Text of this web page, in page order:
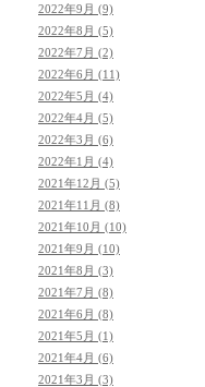
2022年9月 (9)
2022年8月 (5)
2022年7月 (2)
2022年6月 (11)
2022年5月 (4)
2022年4月 (5)
2022年3月 (6)
2022年1月 (4)
2021年12月 (5)
2021年11月 (8)
2021年10月 (10)
2021年9月 (10)
2021年8月 (3)
2021年7月 (8)
2021年6月 (8)
2021年5月 (1)
2021年4月 (6)
2021年3月 (3)